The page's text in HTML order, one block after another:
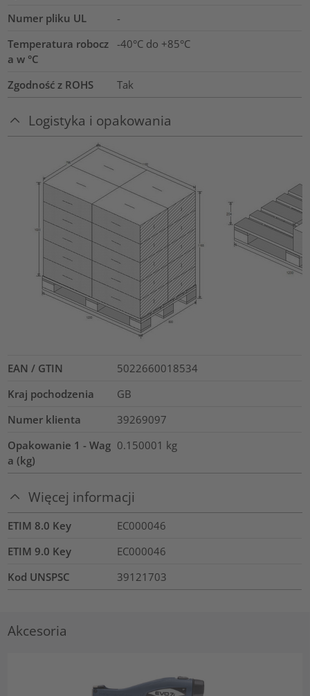
Numer pliku UL
-
Temperatura robocz
a w °C
-40°C do +85°C
Zgodność z ROHS Tak
Logistyka i opakowania
EAN / GTIN
5022660018534
Kraj pochodzenia
GB
Numer klienta
39269097
Opakowanie 1 - Wag
a (kg)
0.150001 kg
Więcej informacji
ETIM 8.0 Key
EC000046
ETIM 9.0 Key
EC000046
Kod UNSPSC
39121703
Akcesoria